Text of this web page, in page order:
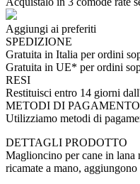
Aggiungi ai preferiti
SPEDIZIONE
Gratuita in Italia per ordini
Gratuita in UE* per ordini
RESI
Restituisci entro 14 giorni
METODI DI PAGAMENTO
Utilizziamo metodi di
DETTAGLI PRODOTTO
Maglioncino per cane in lana
ricamate a mano,